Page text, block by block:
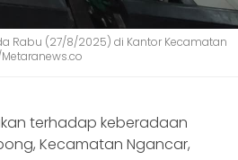
Rabu (27/8/2025) di Kantor Kecamatan
terhadap keberadaan
Kecamatan Ngancar,